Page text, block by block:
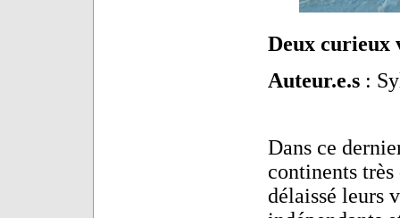
Deux curieux
Auteur.e.s:
Dans ce
continents
délaissé leurs